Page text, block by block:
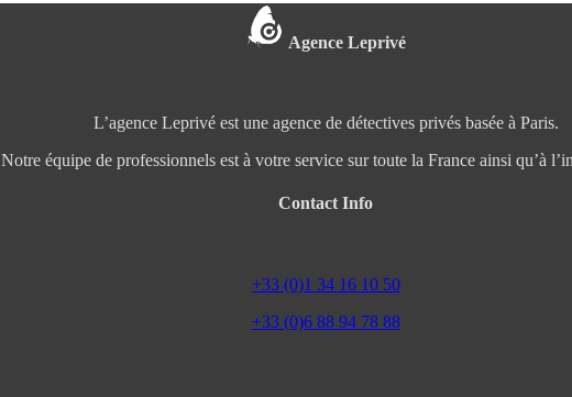
Agence Leprivé
L’agence Leprivé est une agence de détectives privés basée à Paris.
Notre équipe de professionnels est à votre service sur toute la France ainsi qu’à
Contact Info
+33 (0)1 34 16 10 50
+33 (0)6 88 94 78 88